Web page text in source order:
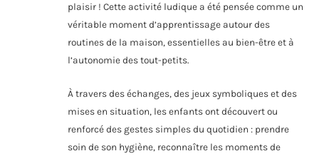
plaisir ! Cette activité ludique a été pensée comme un
véritable moment d’apprentissage autour des
routines de la maison, essentielles au bien-être et à
l’autonomie des tout-petits.
À travers des échanges, des jeux symboliques et des
mises en situation, les enfants ont découvert ou
renforcé des gestes simples du quotidien : prendre
soin de son hygiène, reconnaître les moments de